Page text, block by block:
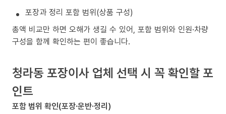
포장과 정리 포함 범위(상품 구성)
총액 비교만 하면 오해가 생길 수 있어, 포함 범위와 인원·차량
구성을 함께 확인하는 편이 좋습니다.
청라동 포장이사 업체 선택 시 꼭 확인할 포
인트
포함 범위 확인(포장·운반·정리)